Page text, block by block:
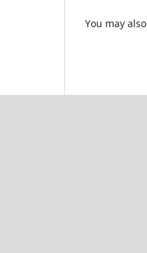
You may also